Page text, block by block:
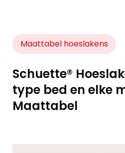
Maattabel hoeslakens
Schuette®
type bed en elke
Maattabel